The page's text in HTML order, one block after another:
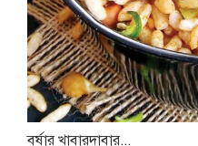
বর্ষার খাবারদাবার...